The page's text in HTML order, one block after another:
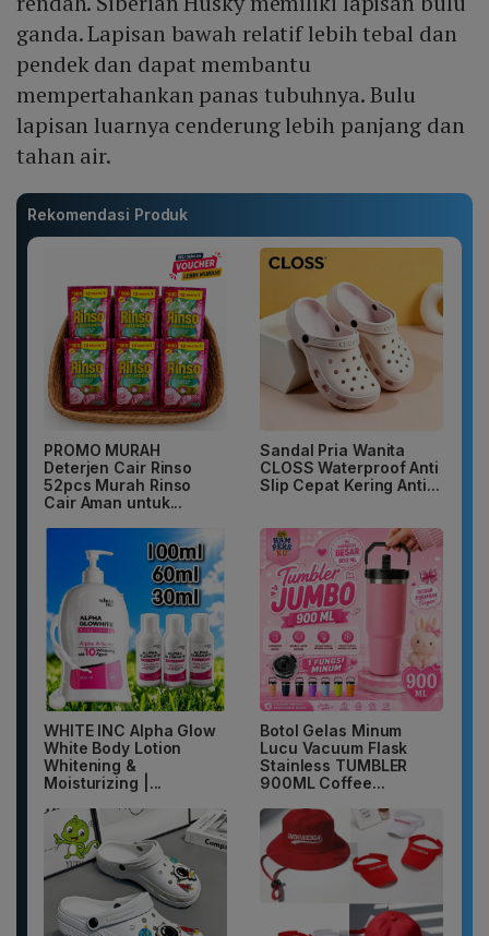
ganda. Lapisan bawah relatif lebih tebal dan
pendek dan dapat membantu
mempertahankan panas tubuhnya. Bulu
lapisan luarnya cenderung lebih panjang dan
tahan air.
Rekomendasi Produk
PROMO MURAH
Deterjen Cair Rinso
52pcs Murah Rinso
Cair Aman untuk...
Sandal Pria Wanita
CLOSS Waterproof Anti
Slip Cepat Kering Anti...
WHITE INC Alpha Glow
White Body Lotion
Whitening &
Moisturizing |...
Botol Gelas Minum
Lucu Vacuum Flask
Stainless TUMBLER
900ML Coffee...